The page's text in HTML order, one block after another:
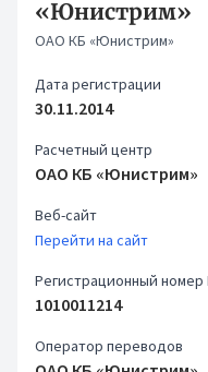
«Юнистрим»
ОАО КБ «Юнистрим»
Дата регистрации
30.11.2014
Расчетный центр
ОАО КБ «Юнистрим»
Веб-сайт
Перейти на сайт
Регистрационный номер
1010011214
Оператор переводов